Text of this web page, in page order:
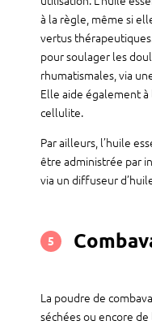
à la règle, même si
vertus
pour soulager les
rhumatismales, via
Elle aide également
cellulite.
Par ailleurs, l’huile
être administrée par
via un diffuseur
5
La poudre de
séchées ou encore de